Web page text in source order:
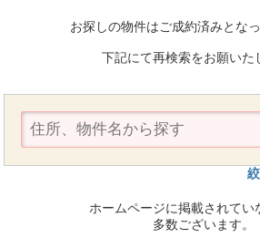
お探しの物件はご成約済みとなっ
下記にて再検索をお願いた
ホームページに掲載されてい
多数ございます。